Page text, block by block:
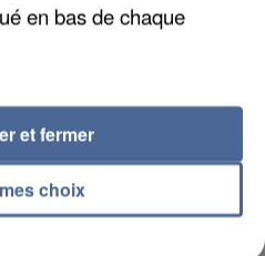
SUPPOSÉS DE LA DZ
en bas de chaque
choix
et fermer